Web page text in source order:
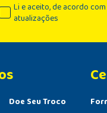
Li e aceito, de acordo
atualizações
Doe Seu Troco